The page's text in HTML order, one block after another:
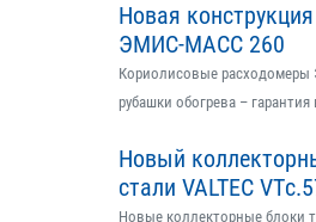
Новая
ЭМИС-МАСС 260
Кориолисовые
рубашки обогрева –
Новый
стали VALTEC
Новые коллекторные блоки